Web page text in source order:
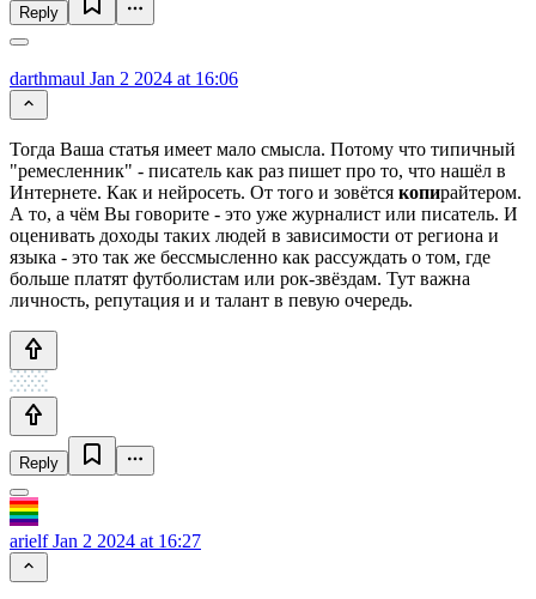
Reply
darthmaul Jan 2 2024 at 16:06
Тогда Ваша статья имеет мало смысла. Потому что типичный
"ремесленник" - писатель как раз пишет про то, что нашёл в
Интернете. Как и нейросеть. От того и зовётся копирайтером.
А то, а чём Вы говорите - это уже журналист или писатель. И
оценивать доходы таких людей в зависимости от региона и
языка - это так же бессмысленно как рассуждать о том, где
больше платят футболистам или рок-звёздам. Тут важна
личность, репутация и и талант в певую очередь.
Reply
arielfJan 2 2024 at 16:27